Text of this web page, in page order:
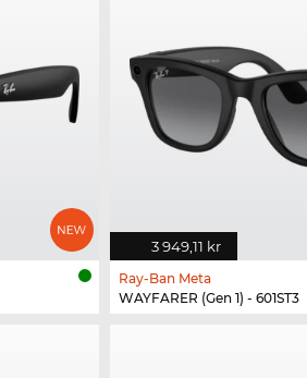
3 949,11 kr
Ray-Ban Meta
WAYFARER (Gen 1) - 601ST3